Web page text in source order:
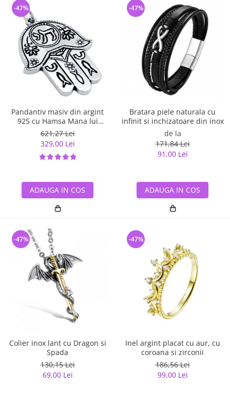
Pandantiv masiv din argint
925 cu Hamsa Mana lui
Fatima
621,27 Lei
329,00 Lei
-47%
ADAUGA IN COS
Bratara piele naturala cu
infinit si inchizatoare din inox
de la
171,84 Lei
91,00 Lei
-47%
ADAUGA IN COS
Colier inox lant cu Dragon si
Spada
130,15 Lei
69,00 Lei
-47%
Inel argint placat cu aur, cu
coroana si zirconii
186,56 Lei
99,00 Lei
-47%